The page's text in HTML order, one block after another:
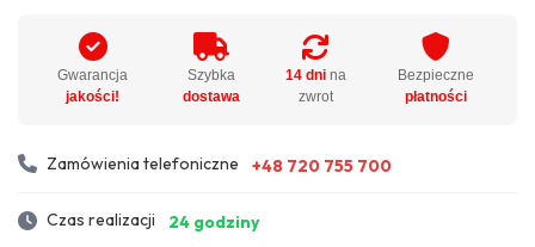
Gwarancja
jakości!
Szybka
dostawa
14 dnina
zwrot
Bezpieczne
płatności
Zamówienia telefoniczne +48 720 755 700
Czas realizacji 24 godziny